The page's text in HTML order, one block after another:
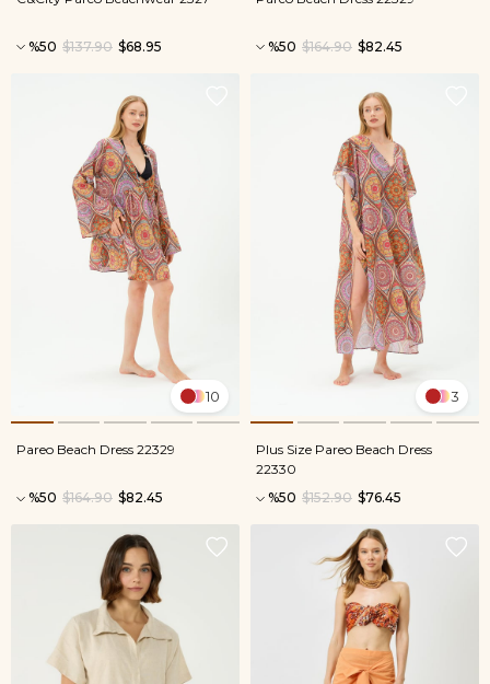
%50 $68.95
$137.90 %50 $82.45
$164.90
10
Pareo Beach Dress 22329
%50 $82.45
$164.90
3
Plus Size Pareo Beach Dress
22330
%50
$76.45
$152.90